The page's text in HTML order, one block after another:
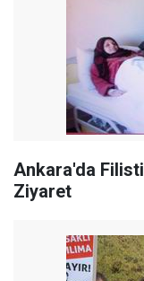
Ankara'da
Ziyaret